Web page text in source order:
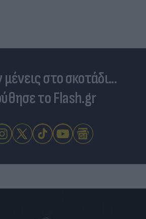
μένεις στο σκοτάδι...
το Flash.gr